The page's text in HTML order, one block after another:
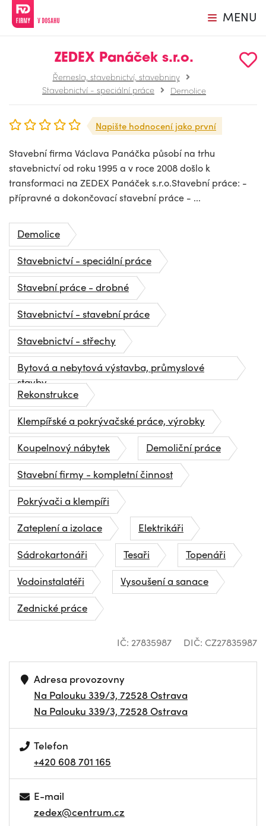
MENU
ZEDEX Panáček s.r.o.
Řemesla, stavebnictví, stavebniny
Stavebnictví - speciální práce
Demolice
Napište hodnocení jako první
Stavební firma Václava Panáčka působí na trhu
stavebnictví od roku 1995 a v roce 2008 došlo k
transformaci na ZEDEX Panáček s.r.o.Stavební práce: -
přípravné a dokončovací stavební práce - ...
Demolice
Stavebnictví - speciální práce
Stavební práce - drobné
Stavebnictví - stavební práce
Stavebnictví - střechy
Bytová a nebytová výstavba, průmyslové
stavby
Rekonstrukce
Klempířské a pokrývačské práce, výrobky
Koupelnový nábytek
Demoliční práce
Stavební firmy - kompletní činnost
Pokrývači a klempíři
Zateplení a izolace
Elektrikáři
Sádrokartonáři
Tesaři
Topenáři
Vodoinstalatéři
Vysoušení a sanace
Zednické práce
IČ: 27835987 DIČ: CZ27835987
Adresa provozovny
Na Palouku 339/3, 72528 Ostrava
Na Palouku 339/3, 72528 Ostrava
Telefon
+420 608 701 165
E-mail
zedex@centrum.cz